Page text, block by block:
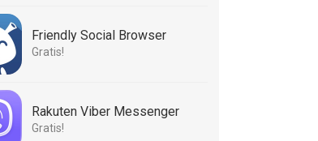
Friendly Social Browser
Gratis!
Rakuten Viber Messenger
Gratis!